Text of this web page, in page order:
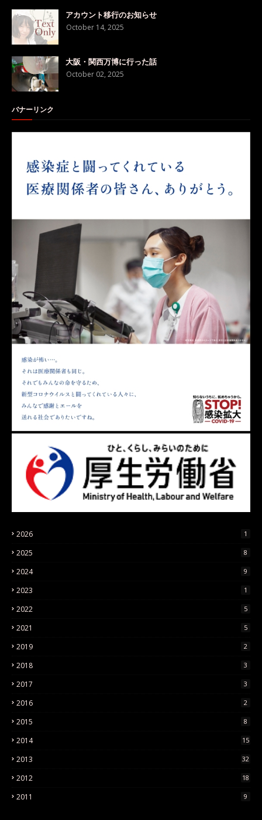
アカウント移行のお知らせ
October 14, 2025
大阪・関西万博に行った話
October 02, 2025
バナーリンク
2026 1
2025 8
2024 9
2023 1
2022 5
2021 5
2019 2
2018 3
2017 3
2016 2
2015 8
2014 15
2013 32
2012 18
2011 9